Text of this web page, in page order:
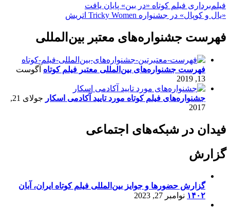
فيلم‌بردارى فيلم كوتاه «در بين» پایان یافت
«یال و کوپال» در جشنواره Tricky Women اتریش
فهرست جشنواره‌های معتبر بین‌المللی
فهرست جشنواره‌های بین‌المللی معتبر فیلم کوتاه آگوست
13, 2019
جشنواره‌های فیلم کوتاه مورد تایید آکادمی اسکار
جولای 21,
2017
فیدان در شبکه‌های اجتماعی
گزارش
گزارش حضورها و جوایز بین‌المللی فیلم کوتاه ایران، آبان
۱۴۰۲ نوامبر 27, 2023